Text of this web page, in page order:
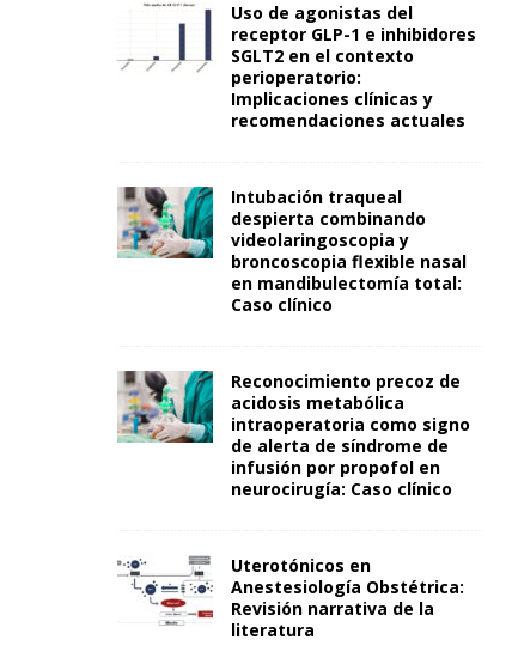
Uso de agonistas del
receptor GLP-1 e inhibidores
SGLT2 en el contexto
perioperatorio:
Implicaciones clínicas y
recomendaciones actuales
Intubación traqueal
despierta combinando
videolaringoscopia y
broncoscopia flexible nasal
en mandibulectomía total:
Caso clínico
Reconocimiento precoz de
acidosis metabólica
intraoperatoria como signo
de alerta de síndrome de
infusión por propofol en
neurocirugía: Caso clínico
Uterotónicos en
Anestesiología Obstétrica:
Revisión narrativa de la
literatura